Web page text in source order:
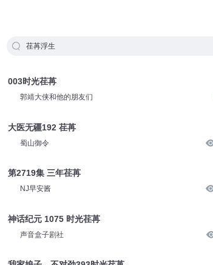
荏苒浮生
003时光荏苒
郭靖大侠和他的朋友们
大医无疆192 荏苒
蜀山御令
第2719集 三年荏苒
NJ早安酱
神话纪元 1075 时光荏苒
声音盒子剧社